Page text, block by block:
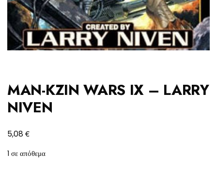
MAN-KZIN WARS IX – LARRY
NIVEN
5,08€
1 σε απόθεμα